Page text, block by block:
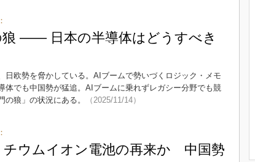
狼 ―― 日本の半導体はどうすべき
日欧勢を脅かしている。AIブームで勢いづくロジック・メモ
体でも中国勢が猛追。AIブームに乗れずレガシー分野でも競
狼」の状況にある。
（2025/11/14）
チウムイオン電池の再来か 中国勢